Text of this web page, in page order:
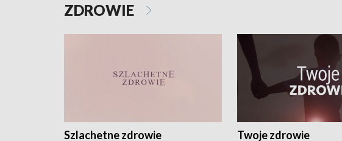
ZDROWIE
Szlachetne zdrowie Twoje zdrowie